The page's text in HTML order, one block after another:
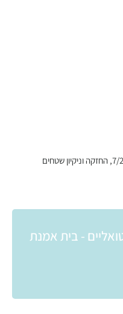
שומר בלובי, חשמל מיזוג צ'לרים, גישה 7/24, החזקה וניקיון שטחים
- בית אמנת